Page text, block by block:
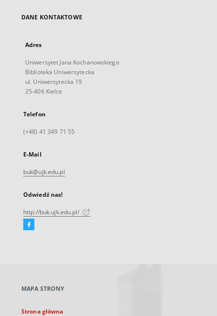
DANE KONTAKTOWE
Adres
Uniwersytet Jana Kochanowskiego
Biblioteka Uniwersytecka
ul. Uniwersytecka 19
25-406 Kielce
Telefon
(+48) 41 349 71 55
E-Mail
buk@ujk.edu.pl
Odwiedź nas!
http://buk.ujk.edu.pl/
Facebook
karcie
MAPA STRONY
Strona główna